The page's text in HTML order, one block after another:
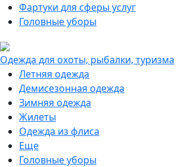
Фартуки для сферы услуг
Головные уборы
Одежда для охоты, рыбалки, туризма
Летняя одежда
Демисезонная одежда
Зимняя одежда
Жилеты
Одежда из флиса
Еще
Головные уборы